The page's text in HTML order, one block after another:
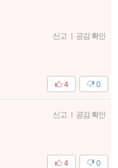
신고 | 공감 확인
0
4
신고 | 공감 확인
0
4